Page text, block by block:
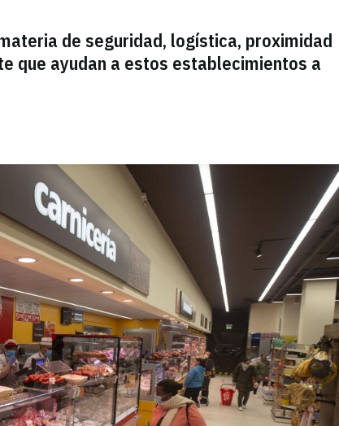
de seguridad, logística, proximidad
que ayudan a estos establecimientos a